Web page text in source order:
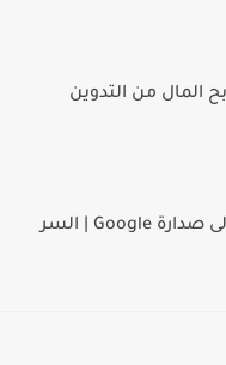
ربح المال من التدوين
من عنوان عادي إلى صدارة Google | السر